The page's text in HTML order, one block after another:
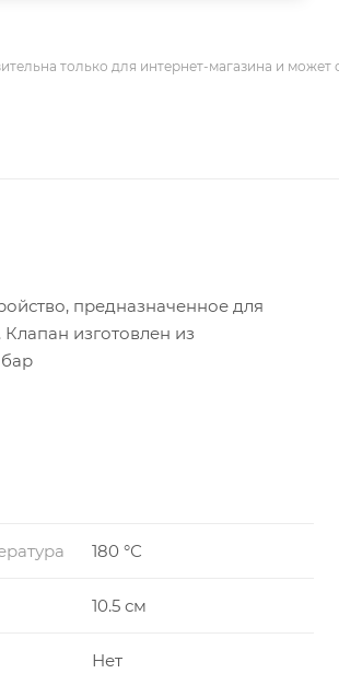
только для интернет-магазина и может
предназначенное для
изготовлен из
180 °С
10.5 см
Нет